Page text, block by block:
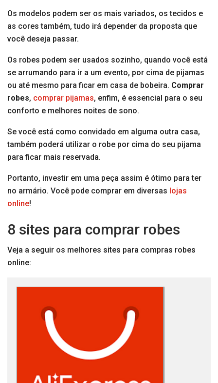
Os modelos podem ser os mais variados, os tecidos e
as cores também, tudo irá depender da proposta que
você deseja passar.
Os robes podem ser usados sozinho, quando você está
se arrumando para ir a um evento, por cima de pijamas
ou até mesmo para ficar em casa de bobeira. Comprar
robes, comprar pijamas, enfim, é essencial para o seu
conforto e melhores noites de sono.
Se você está como convidado em alguma outra casa,
também poderá utilizar o robe por cima do seu pijama
para ficar mais reservada.
Portanto, investir em uma peça assim é ótimo para ter
no armário. Você pode comprar em diversas lojas
online!
8 sites para comprar robes
Veja a seguir os melhores sites para compras robes
online: